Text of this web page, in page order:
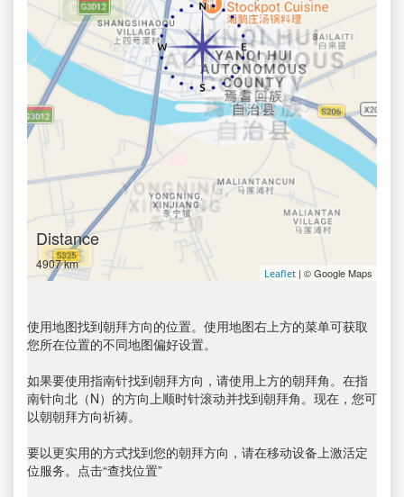
Distance
4907 km
Leaflet | © Google Maps
使用地图找到朝拜方向的位置。使用地图右上方的菜单可获取
您所在位置的不同地图偏好设置。
如果要使用指南针找到朝拜方向，请使用上方的朝拜角。在指
南针向北（N）的方向上顺时针滚动并找到朝拜角。现在，您可
以朝朝拜方向祈祷。
要以更实用的方式找到您的朝拜方向，请在移动设备上激活定
位服务。点击“查找位置”